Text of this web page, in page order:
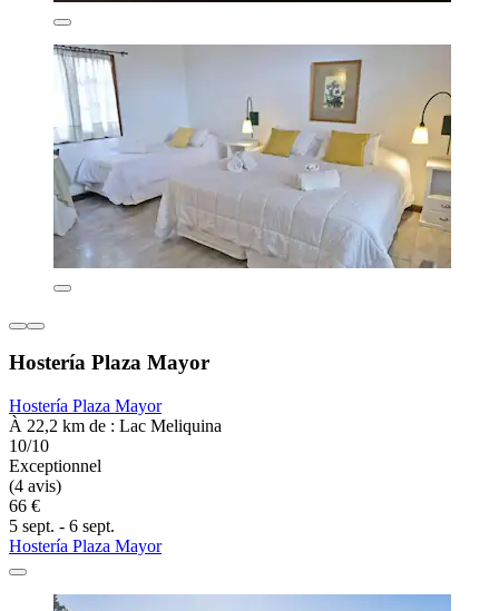
Hostería Plaza Mayor
Hostería Plaza Mayor
À 22,2 km de : Lac Meliquina
10/10
Exceptionnel
(4 avis)
66 €
5 sept. - 6 sept.
Hostería Plaza Mayor